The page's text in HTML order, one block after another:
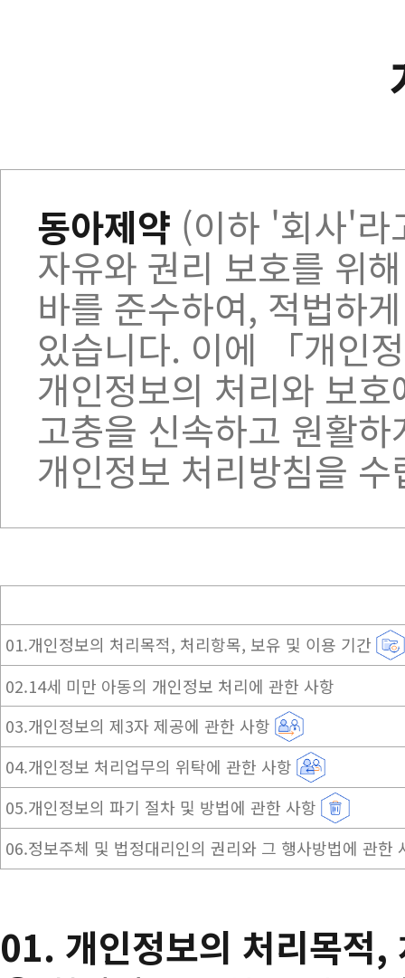
동아제약 (이하 '회사'라
자유와 권리 보호를 위
바를 준수하여, 적법하
있습니다. 이에 「개인
개인정보의 처리와 보
고충을 신속하고 원활
개인정보 처리방침을 수
01.개인정보의 처리목적, 처리항목, 보유 및 이용 기간
02.14세 미만 아동의 개인정보 처리에 관한 사항
03.개인정보의 제3자 제공에 관한 사항
04.개인정보 처리업무의 위탁에 관한 사항
05.개인정보의 파기 절차 및 방법에 관한 사항
06.정보주체 및 법정대리인의 권리와 그 행사방법에 관한
01. 개인정보의 처리목적